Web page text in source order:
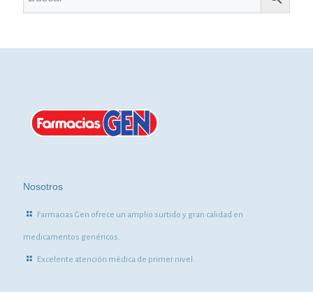
Nosotros
Farmacias Gen ofrece un amplio surtido y gran calidad en
medicamentos genéricos.
Excelente atención médica de primer nivel.